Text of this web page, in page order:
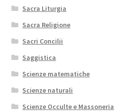
Sacra Liturgia
Sacra Religione
Sacri Concilii
Saggistica
Scienze matematiche
Scienze naturali
Scienze Occulte e Massoneria